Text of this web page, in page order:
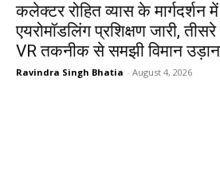
कलेक्टर रोहित व्यास के मार्गदर्शन
एयरोमॉडलिंग प्रशिक्षण जारी, तीसरे
VR तकनीक से समझी विमान उड़ान
Ravindra Singh Bhatia - August 4, 2026